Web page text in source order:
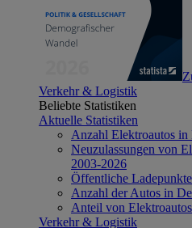
Verkehr & Logistik
Beliebte Statistiken
Aktuelle Statistiken
Anzahl Elektroautos
Neuzulassungen von
2003-2026
Öffentliche
Anzahl der Autos in
Anteil von
Verkehr & Logistik